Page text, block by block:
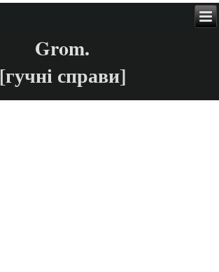
Grom.
[гучні справи]